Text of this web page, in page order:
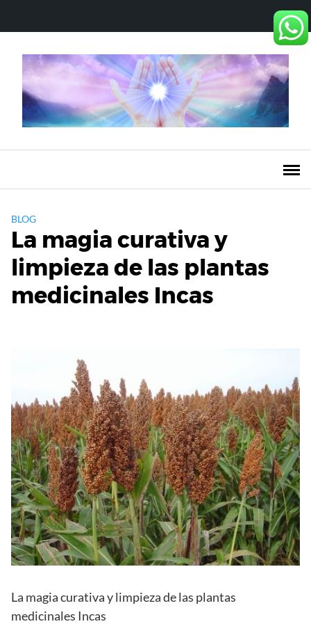
contenido
BLOG
La magia curativa y
limpieza de las plantas
medicinales Incas
La magia curativa y limpieza de las plantas
medicinales Incas